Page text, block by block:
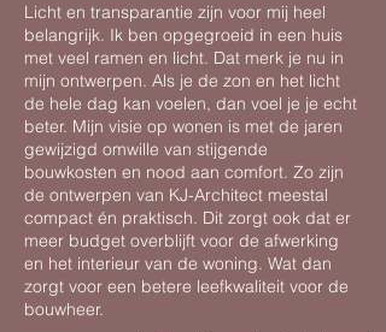
Licht en transparantie zijn voor mij heel
belangrijk. Ik ben opgegroeid in een huis
met veel ramen en licht. Dat merk je nu in
mijn ontwerpen. Als je de zon en het licht
de hele dag kan voelen, dan voel je je echt
beter. Mijn visie op wonen is met de jaren
gewijzigd omwille van stijgende
bouwkosten en nood aan comfort. Zo zijn
de ontwerpen van KJ-Architect meestal
compact én praktisch. Dit zorgt ook dat er
meer budget overblijft voor de afwerking
en het interieur van de woning. Wat dan
zorgt voor een betere leefkwaliteit voor de
bouwheer.